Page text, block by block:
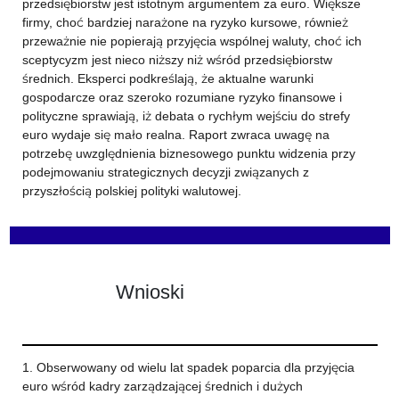
przedsiębiorstw jest istotnym argumentem za euro. Większe
firmy, choć bardziej narażone na ryzyko kursowe, również
przeważnie nie popierają przyjęcia wspólnej waluty, choć ich
sceptycyzm jest nieco niższy niż wśród przedsiębiorstw
średnich. Eksperci podkreślają, że aktualne warunki
gospodarcze oraz szeroko rozumiane ryzyko finansowe i
polityczne sprawiają, iż debata o rychłym wejściu do strefy
euro wydaje się mało realna. Raport zwraca uwagę na
potrzebę uwzględnienia biznesowego punktu widzenia przy
podejmowaniu strategicznych decyzji związanych z
przyszłością polskiej polityki walutowej.
Wnioski
1. Obserwowany od wielu lat spadek poparcia dla przyjęcia
euro wśród kadry zarządzającej średnich i dużych